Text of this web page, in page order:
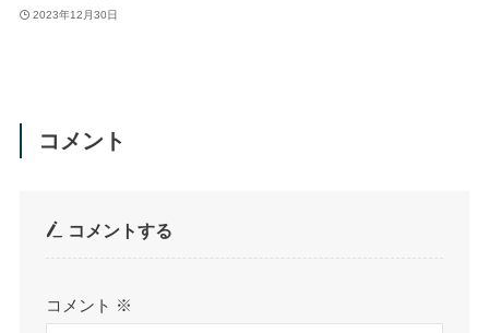
2023年12月30日
コメント
コメントする
コメント ※